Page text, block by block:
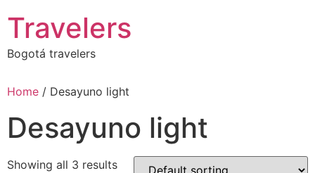
to
content
Travelers
Bogotá travelers
Home / Desayuno light
Desayuno light
Showing all 3 results